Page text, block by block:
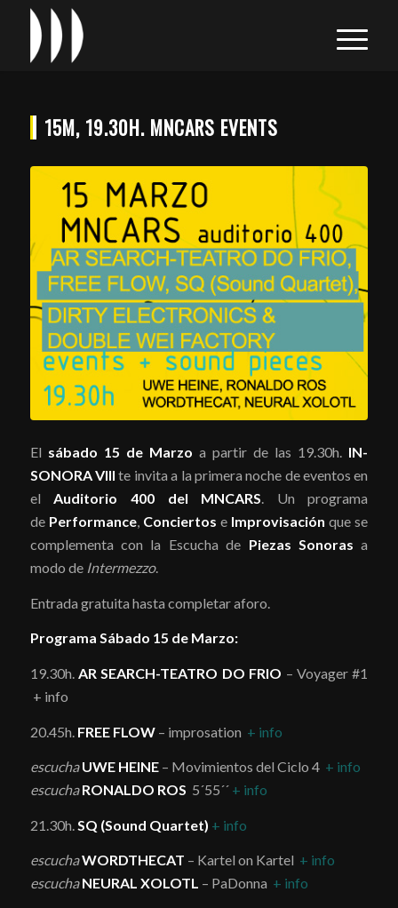
15M, 19.30H. MNCARS EVENTS
El sábado 15 de Marzo a partir de las 19.30h. IN-
SONORA VIII te invita a la primera noche de eventos en
elAuditorio 400 del MNCARS. Un programa
de Performance, Conciertos e Improvisación que se
complementa con la Escucha de Piezas Sonoras a
modo de Intermezzo.
Entrada gratuita hasta completar aforo.
Programa Sábado 15 de Marzo:
19.30h. AR SEARCH-TEATRO DO FRIO – Voyager #1
+ info
20.45h. FREE FLOW– improsation + info
escucha UWE HEINE– Movimientos del Ciclo 4 + info
escucha RONALDO ROS 5´55´´ + info
21.30h. SQ (Sound Quartet) + info
escuchaWORDTHECAT – Kartel on Kartel + info
escucha NEURAL XOLOTL – PaDonna + info